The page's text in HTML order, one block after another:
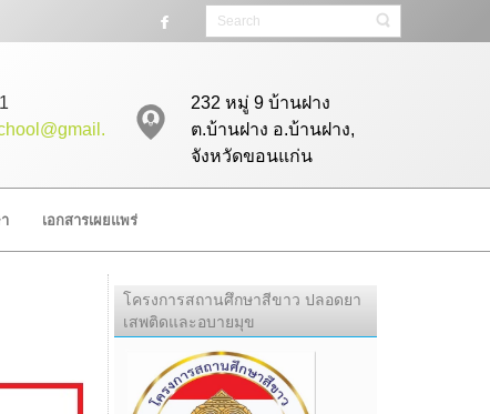
232 หมู่ 9 บ้านฝาง
ต.บ้านฝาง อ.บ้านฝาง,
จังหวัดขอนแก่น
เอกสารเผยแพร่
โครงการสถานศึกษาสีขาว ปลอดยา
เสพติดและอบายมุข